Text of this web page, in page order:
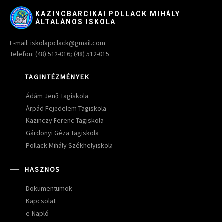
KAZINCBARCIKAI POLLACK MIHÁLY
ÁLTALÁNOS ISKOLA
E-mail: iskolapollack@gmail.com
Telefon: (48) 512-016; (48) 512-015
TAGINTÉZMÉNYEK
Ádám Jenő Tagiskola
Árpád Fejedelem Tagiskola
Kazinczy Ferenc Tagiskola
Gárdonyi Géza Tagiskola
Pollack Mihály Székhelyiskola
HASZNOS
Dokumentumok
Kapcsolat
e-Napló